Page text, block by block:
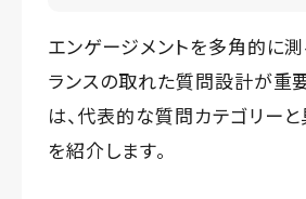
エンゲージメントを多角的に測
ランスの取れた質問設計が重
は、代表的な質問カテゴリー
を紹介します。